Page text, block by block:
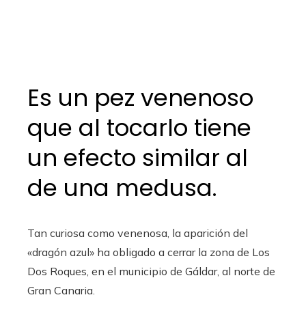
Es un pez venenoso
que al tocarlo tiene
un efecto similar al
de una medusa.
Tan curiosa como venenosa, la aparición del
«dragón azul» ha obligado a cerrar la zona de Los
Dos Roques, en el municipio de Gáldar, al norte de
Gran Canaria.